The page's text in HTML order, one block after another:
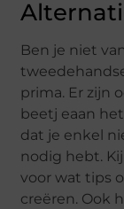
Ben je niet
prima. Er zijn
beetj eaan
dat je enkel
nodig hebt.
voor wat tips
creëren. Ook